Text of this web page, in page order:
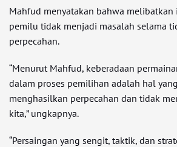
Mahfud menyatakan bahwa
pemilu tidak menjadi masalah selama
perpecahan.
“Menurut Mahfud, keberadaan
dalam proses pemilihan adalah hal
menghasilkan perpecahan dan tidak
kita,” ungkapnya.
“Persaingan yang sengit, taktik, dan